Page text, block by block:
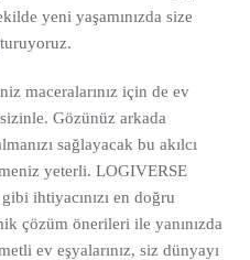
yeni yaşamınızda size
maceralarınız için de ev
Gözünüz arkada
sağlayacak bu akılcı
yeterli. LOGIVERSE
ihtiyacınızı en doğru
çözüm önerileri ile yanınızda
ev eşyalarınız, siz dünyayı